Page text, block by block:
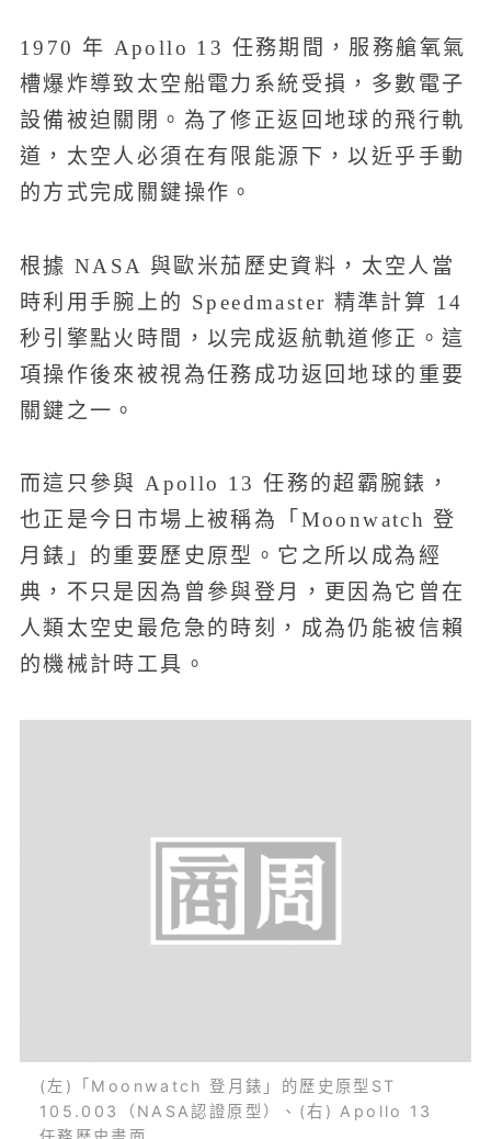
1970 年 Apollo 13 任務期間，服務艙氧氣
槽爆炸導致太空船電力系統受損，多數電子
設備被迫關閉。為了修正返回地球的飛行軌
道，太空人必須在有限能源下，以近乎手動
的方式完成關鍵操作。
根據 NASA 與歐米茄歷史資料，太空人當
時利用手腕上的 Speedmaster 精準計算 14
秒引擎點火時間，以完成返航軌道修正。這
項操作後來被視為任務成功返回地球的重要
關鍵之一。
而這只參與 Apollo 13 任務的超霸腕錶，
也正是今日市場上被稱為「Moonwatch 登
月錶」的重要歷史原型。它之所以成為經
典，不只是因為曾參與登月，更因為它曾在
人類太空史最危急的時刻，成為仍能被信賴
的機械計時工具。
(左)「Moonwatch 登月錶」的歷史原型ST
105.003（NASA認證原型）、(右) Apollo 13